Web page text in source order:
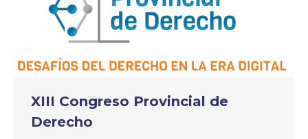
XIII Congreso Provincial de
Derecho